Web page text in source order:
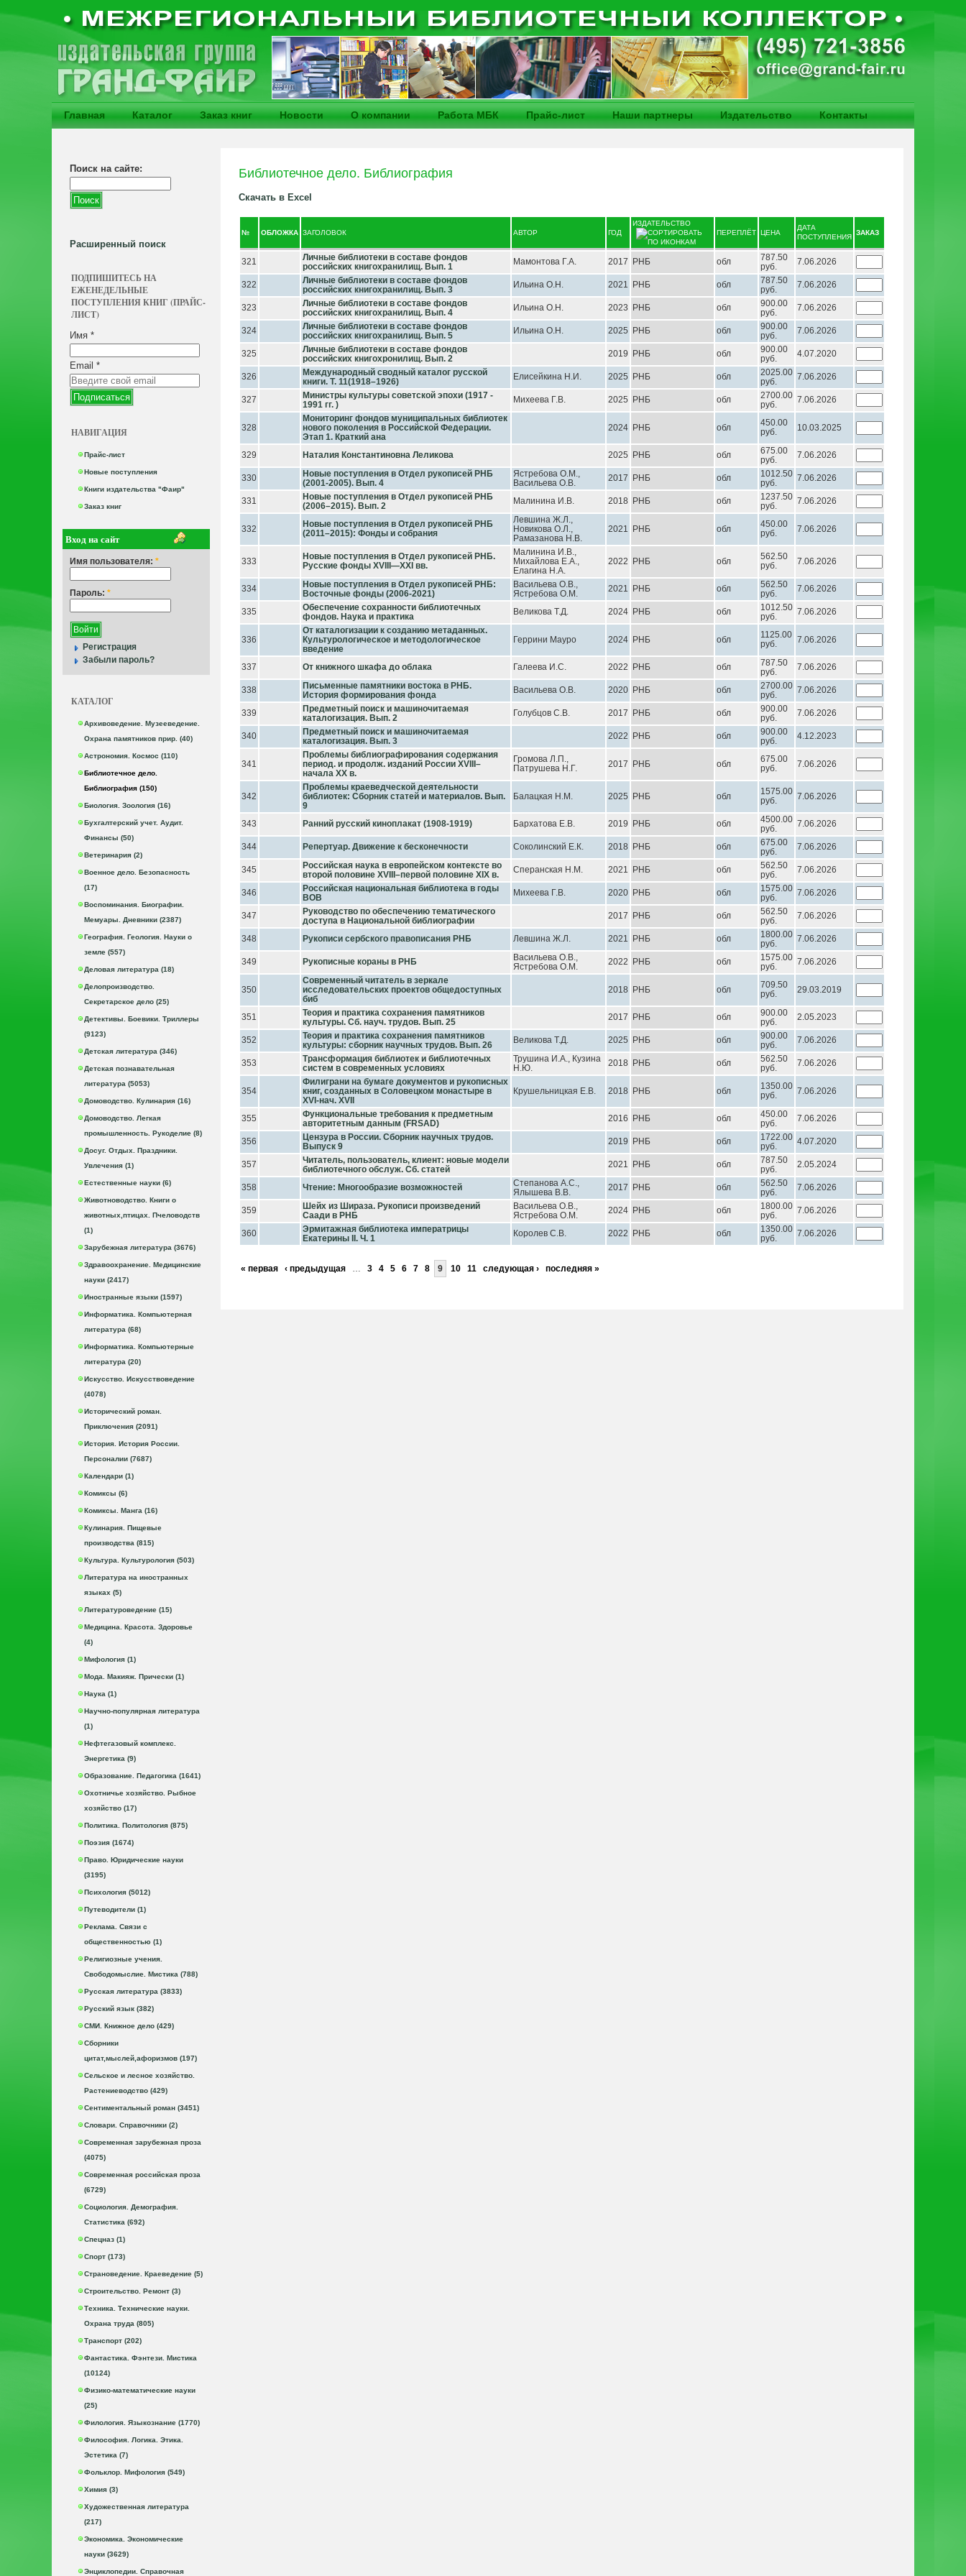
Главная Каталог Заказ книг Новости О компании Работа МБК Прайс-лист Наши партнеры Издательство Контакты
Поиск на сайте:
Расширенный поиск
ПОДПИШИТЕСЬ НА
ЕЖЕНЕДЕЛЬНЫЕ
ПОСТУПЛЕНИЯ КНИГ (ПРАЙС-
ЛИСТ)
Имя *
Email *
НАВИГАЦИЯ
Прайс-лист
Новые поступления
Книги издательства "Фаир"
Заказ книг
Вход на сайт
Имя пользователя: *
Пароль: *
Регистрация
Забыли пароль?
КАТАЛОГ
Архивоведение. Музееведение.
Охрана памятников прир. (40)
Астрономия. Космос (110)
Библиотечное дело.
Библиография (150)
Биология. Зоология (16)
Бухгалтерский учет. Аудит.
Финансы (50)
Ветеринария (2)
Военное дело. Безопасность
(17)
Воспоминания. Биографии.
Мемуары. Дневники (2387)
География. Геология. Науки о
земле (557)
Деловая литература (18)
Делопроизводство.
Секретарское дело (25)
Детективы. Боевики. Триллеры
(9123)
Детская литература (346)
Детская познавательная
литература (5053)
Домоводство. Кулинария (16)
Домоводство. Легкая
промышленность. Рукоделие (8)
Досуг. Отдых. Праздники.
Увлечения (1)
Естественные науки (6)
Животноводство. Книги о
животных,птицах. Пчеловодств
(1)
Зарубежная литература (3676)
Здравоохранение. Медицинские
науки (2417)
Иностранные языки (1597)
Информатика. Компьютерная
литература (68)
Информатика. Компьютерные
литература (20)
Искусство. Искусствоведение
(4078)
Исторический роман.
Приключения (2091)
История. История России.
Персоналии (7687)
Календари (1)
Комиксы (6)
Комиксы. Манга (16)
Кулинария. Пищевые
производства (815)
Культура. Культурология (503)
Литература на иностранных
языках (5)
Литературоведение (15)
Медицина. Красота. Здоровье
(4)
Мифология (1)
Мода. Макияж. Прически (1)
Наука (1)
Научно-популярная литература
(1)
Нефтегазовый комплекс.
Энергетика (9)
Образование. Педагогика (1641)
Охотничье хозяйство. Рыбное
хозяйство (17)
Политика. Политология (875)
Поэзия (1674)
Право. Юридические науки
(3195)
Психология (5012)
Путеводители (1)
Реклама. Связи с
общественностью (1)
Религиозные учения.
Свободомыслие. Мистика (788)
Русская литература (3833)
Русский язык (382)
СМИ. Книжное дело (429)
Сборники
цитат,мыслей,афоризмов (197)
Сельское и лесное хозяйство.
Растениеводство (429)
Сентиментальный роман (3451)
Словари. Справочники (2)
Современная зарубежная проза
(4075)
Современная российская проза
(6729)
Социология. Демография.
Статистика (692)
Спецназ (1)
Спорт (173)
Страноведение. Краеведение (5)
Строительство. Ремонт (3)
Техника. Технические науки.
Охрана труда (805)
Транспорт (202)
Фантастика. Фэнтези. Мистика
(10124)
Физико-математические науки
(25)
Филология. Языкознание (1770)
Философия. Логика. Этика.
Эстетика (7)
Фольклор. Мифология (549)
Химия (3)
Художественная литература
(217)
Экономика. Экономические
науки (3629)
Энциклопедии. Справочная
Библиотечное дело. Библиография
Скачать в Excel
№ ОБЛОЖКА ЗАГОЛОВОК АВТОР ГОД
ИЗДАТЕЛЬСТВО
ПЕРЕПЛЁТ ЦЕНА
ДАТА
ПОСТУПЛЕНИЯ
ЗАКАЗ
321
Личные библиотеки в составе фондов
российских книгохранилищ. Вып. 1
Мамонтова Г.А. 2017 РНБ обл
787.50
руб.
7.06.2026
322
Личные библиотеки в составе фондов
российских книгохранилищ. Вып. 3
Ильина О.Н. 2021 РНБ обл
787.50
руб.
7.06.2026
323
Личные библиотеки в составе фондов
российских книгохранилищ. Вып. 4
Ильина О.Н. 2023 РНБ обл
900.00
руб.
7.06.2026
324
Личные библиотеки в составе фондов
российских книгохранилищ. Вып. 5
Ильина О.Н. 2025 РНБ обл
900.00
руб.
7.06.2026
325
Личные библиотеки в составе фондов
российских книгохронилищ. Вып. 2
2019 РНБ обл
900.00
руб.
4.07.2020
326
Международный сводный каталог русской
книги. Т. 11(1918–1926)
Елисейкина Н.И. 2025 РНБ обл
2025.00
руб.
7.06.2026
327
Министры культуры советской эпохи (1917 -
1991 гг. )
Михеева Г.В. 2025 РНБ обл
2700.00
руб.
7.06.2026
328
Мониторинг фондов муниципальных библиотек
нового поколения в Российской Федерации.
Этап 1. Краткий ана
2024 РНБ обл
450.00
руб.
10.03.2025
329 Наталия Константиновна Леликова 2025 РНБ обл
675.00
руб.
7.06.2026
330
Новые поступления в Отдел рукописей РНБ
(2001-2005). Вып. 4
Ястребова О.М.,
Васильева О.В.
2017 РНБ обл
1012.50
руб.
7.06.2026
331
Новые поступления в Отдел рукописей РНБ
(2006–2015). Вып. 2
Малинина И.В. 2018 РНБ обл
1237.50
руб.
7.06.2026
332
Новые поступления в Отдел рукописей РНБ
(2011–2015): Фонды и собрания
Левшина Ж.Л.,
Новикова О.Л.,
Рамазанова Н.В.
2021 РНБ обл
450.00
руб.
7.06.2026
333
Новые поступления в Отдел рукописей РНБ.
Русские фонды XVIII—XXI вв.
Малинина И.В.,
Михайлова Е.А.,
Елагина Н.А.
2022 РНБ обл
562.50
руб.
7.06.2026
334
Новые поступления в Отдел рукописей РНБ:
Восточные фонды (2006-2021)
Васильева О.В.,
Ястребова О.М.
2021 РНБ обл
562.50
руб.
7.06.2026
335
Обеспечение сохранности библиотечных
фондов. Наука и практика
Великова Т.Д. 2024 РНБ обл
1012.50
руб.
7.06.2026
336
От каталогизации к созданию метаданных.
Культурологическое и методологическое
введение
Геррини Мауро 2024 РНБ обл
1125.00
руб.
7.06.2026
337 От книжного шкафа до облака Галеева И.С. 2022 РНБ обл
787.50
руб.
7.06.2026
338
Письменные памятники востока в РНБ.
История формирования фонда
Васильева О.В. 2020 РНБ обл
2700.00
руб.
7.06.2026
339
Предметный поиск и машиночитаемая
каталогизация. Вып. 2
Голубцов С.В. 2017 РНБ обл
900.00
руб.
7.06.2026
340
Предметный поиск и машиночитаемая
каталогизация. Вып. 3
2022 РНБ обл
900.00
руб.
4.12.2023
341
Проблемы библиографирования содержания
период. и продолж. изданий России XVIII–
начала XX в.
Громова Л.П.,
Патрушева Н.Г.
2017 РНБ обл
675.00
руб.
7.06.2026
342
Проблемы краеведческой деятельности
библиотек: Сборник статей и материалов. Вып.
9
Балацкая Н.М. 2025 РНБ обл
1575.00
руб.
7.06.2026
343 Ранний русский киноплакат (1908-1919) Бархатова Е.В. 2019 РНБ обл
4500.00
руб.
7.06.2026
344 Репертуар. Движение к бесконечности Соколинский Е.К. 2018 РНБ обл
675.00
руб.
7.06.2026
345
Российская наука в европейском контексте во
второй половине XVIII–первой половине XIX в.
Сперанская Н.М. 2021 РНБ обл
562.50
руб.
7.06.2026
346
Российская национальная библиотека в годы
ВОВ
Михеева Г.В. 2020 РНБ обл
1575.00
руб.
7.06.2026
347
Руководство по обеспечению тематического
доступа в Национальной библиографии
2017 РНБ обл
562.50
руб.
7.06.2026
348 Рукописи сербского правописания РНБ Левшина Ж.Л. 2021 РНБ обл
1800.00
руб.
7.06.2026
349 Рукописные кораны в РНБ
Васильева О.В.,
Ястребова О.М.
2022 РНБ обл
1575.00
руб.
7.06.2026
350
Современный читатель в зеркале
исследовательских проектов общедоступных
биб
2018 РНБ обл
709.50
руб.
29.03.2019
351
Теория и практика сохранения памятников
культуры. Сб. науч. трудов. Вып. 25
2017 РНБ обл
900.00
руб.
2.05.2023
352
Теория и практика сохранения памятников
культуры: сборник научных трудов. Вып. 26
Великова Т.Д. 2025 РНБ обл
900.00
руб.
7.06.2026
353
Трансформация библиотек и библиотечных
систем в современных условиях
Трушина И.А., Кузина
Н.Ю.
2018 РНБ обл
562.50
руб.
7.06.2026
354
Филиграни на бумаге документов и рукописных
книг, созданных в Соловецком монастыре в
XVI-нач. XVII
Крушельницкая Е.В. 2018 РНБ обл
1350.00
руб.
7.06.2026
355
Функциональные требования к предметным
авторитетным данным (FRSAD)
2016 РНБ обл
450.00
руб.
7.06.2026
356
Цензура в России. Сборник научных трудов.
Выпуск 9
2019 РНБ обл
1722.00
руб.
4.07.2020
357
Читатель, пользователь, клиент: новые модели
библиотечного обслуж. Сб. статей
2021 РНБ обл
787.50
руб.
2.05.2024
358 Чтение: Многообразие возможностей
Степанова А.С.,
Ялышева В.В.
2017 РНБ обл
562.50
руб.
7.06.2026
359
Шейх из Шираза. Рукописи произведений
Саади в РНБ
Васильева О.В.,
Ястребова О.М.
2024 РНБ обл
1800.00
руб.
7.06.2026
360
Эрмитажная библиотека императрицы
Екатерины II. Ч. 1
Королев С.В. 2022 РНБ обл
1350.00
руб.
7.06.2026
« первая ‹ предыдущая … 3 4 5 6 7 8 9 10 11 следующая › последняя »